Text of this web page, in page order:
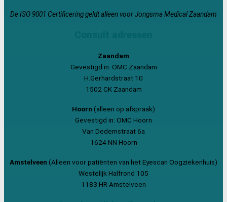
De ISO 9001 Certificering geldt alleen voor Jongsma Medical Zaandam
Zaandam
Gevestigd in: OMC Zaandam
H.Gerhardstraat 10
1502 CK Zaandam
Hoorn (alleen op afspraak)
Gevestigd in: OMC Hoorn
Van Dedemstraat 6a
1624 NN Hoorn
Amstelveen (Alleen voor patiënten van het Eyescan Oogziekenhuis)
Westelijk Halfrond 105
1183 HR Amstelveen